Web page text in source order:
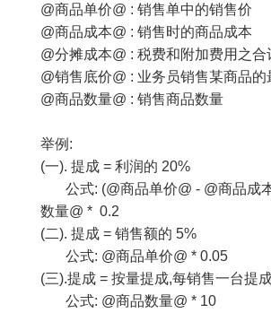
@商品单价@ : 销售单中的销售价
@商品成本@ : 销售时的商品成本
@分摊成本@ : 税费和附加费用之合
@销售底价@ : 业务员销售某商品的
@商品数量@ : 销售商品数量
举例:
(一). 提成 = 利润的 20%
公式: (@商品单价@ - @商品成
数量@ * 0.2
(二). 提成 = 销售额的 5%
公式: @商品单价@ * 0.05
(三).提成 = 按量提成,每销售一台提
公式: @商品数量@ * 10